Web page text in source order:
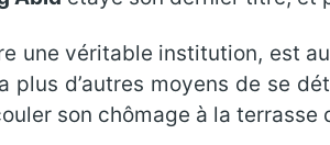
une véritable institution, est
plus d’autres moyens de se
son chômage à la terrasse